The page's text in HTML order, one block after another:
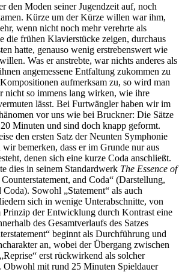
den Moden seiner Jugendzeit auf, noch
Kürze um der Kürze willen war ihm,
wenn nicht noch mehr verehrte als
die frühen Klavierstücke zeigen, durchaus
hatte, genauso wenig erstrebenswert wie
Was er anstrebte, war nichts anderes als
angemessene Entfaltung zukommen zu
aufmerksam zu, so wird man
nicht so immens lang wirken, wie ihre
lässt. Bei Furtwängler haben wir im
vor uns wie bei Bruckner: Die Sätze
Minuten und sind doch knapp geformt.
den ersten Satz der Neunten Symphonie
bemerken, dass er im Grunde nur aus
denen sich eine kurze Coda anschließt.
dies in seinem Standardwerk The Essence of
and Coda“ (Darstellung,
Sowohl „Statement“ als auch
sich in wenige Unterabschnitte, von
Prinzip der Entwicklung durch Kontrast eine
des Gesamtverlaufs des Satzes
beginnt als Durchführung und
an, wobei der Übergang zwischen
erst rückwirkend als solcher
Obwohl mit rund 25 Minuten Spieldauer